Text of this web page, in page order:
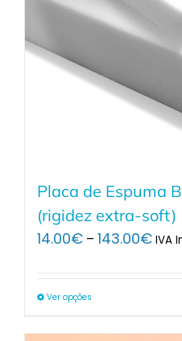
Placa de Espuma
(rigidez extra-soft)
14.00€ – 143.00€ IVA
Ver opções